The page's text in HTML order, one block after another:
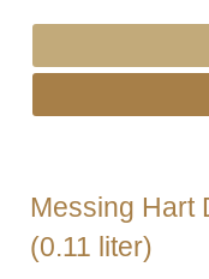
Messing Hart
(0.11 liter)